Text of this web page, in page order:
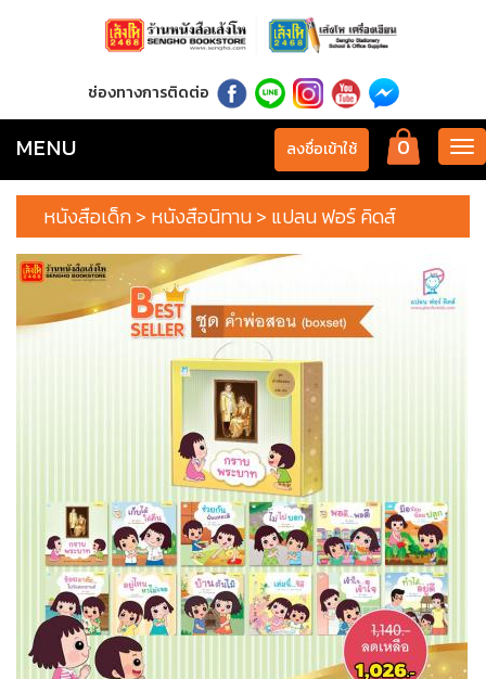
ช่องทางการติดต่อ
0
ลงชื่อเข้าใช้
MENU
หนังสือเด็ก > หนังสือนิทาน > แปลน ฟอร์ คิดส์